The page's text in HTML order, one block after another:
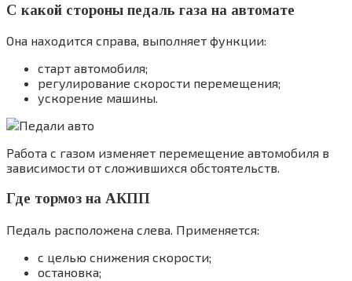
С какой стороны педаль газа на автомате
Она находится справа, выполняет функции:
старт автомобиля;
регулирование скорости перемещения;
ускорение машины.
Работа с газом изменяет перемещение автомобиля в
зависимости от сложившихся обстоятельств.
Где тормоз на АКПП
Педаль расположена слева. Применяется:
с целью снижения скорости;
остановка;